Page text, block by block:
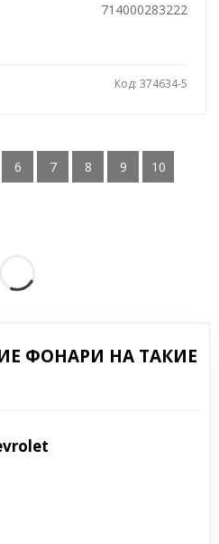
714000283222
Код: 374634-5
6 7 8 9 10
ФОНАРИ НА ТАКИЕ